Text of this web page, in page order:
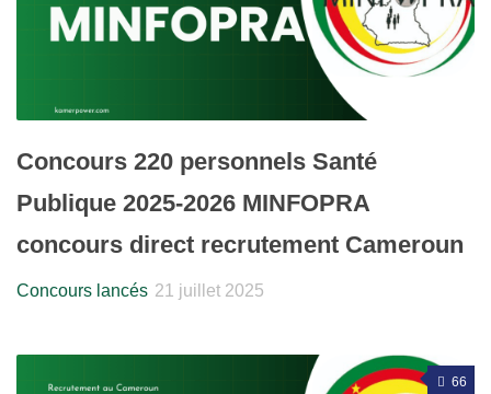
Concours 220 personnels Santé
Publique 2025-2026 MINFOPRA
concours direct recrutement Cameroun
Concours lancés 21 juillet 2025
66